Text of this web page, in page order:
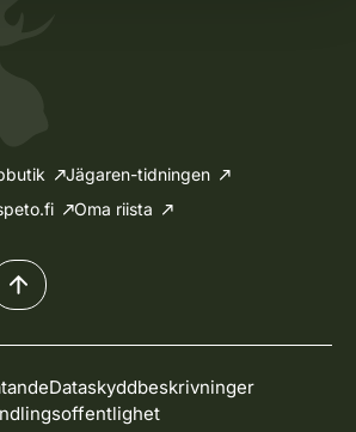
Jägaren-tidningen
Oma riista
Dataskyddbeskrivninger